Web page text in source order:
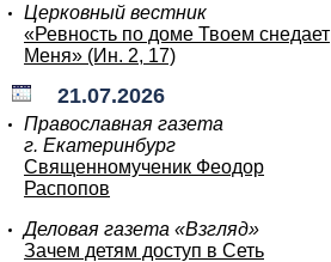
Церковный вестник
«Ревность по доме Твоем снедает
Меня» (Ин. 2, 17)
21.07.2026
Православная газета
г. Екатеринбург
Священномученик Феодор
Распопов
Деловая газета «Взгляд»
Зачем детям доступ в Сеть